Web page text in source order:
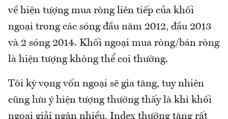
về hiện tượng mua ròng liên tiếp của khối
ngoại trong các sóng đầu năm 2012, đầu 2013
và 2 sóng 2014. Khối ngoại mua ròng/bán ròng
là hiện tượng không thể coi thường.
Tôi kỳ vọng vốn ngoại sẽ gia tăng, tuy nhiên
cũng lưu ý hiện tượng thường thấy là khi khối
ngoại giải ngân nhiều, Index thường tăng rất